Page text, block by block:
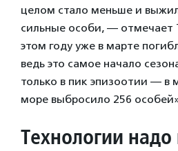
целом стало меньше и
сильные особи, — отмечает
этом году уже в марте
ведь это самое начало
только в пик эпизоотии — в
море выбросило 256
Технологии